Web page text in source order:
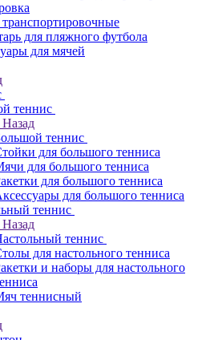
транспортировочные
для пляжного футбола
для мячей
теннис
Назад
теннис
для большого тенниса
для большого тенниса
для большого тенниса
для большого тенниса
теннис
Назад
теннис
для настольного тенниса
и наборы для настольного
теннисный